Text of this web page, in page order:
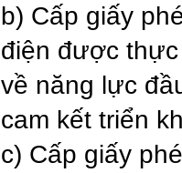
b) Cấp giấy
điện được
về năng lực
cam kết triển
c) Cấp giấy